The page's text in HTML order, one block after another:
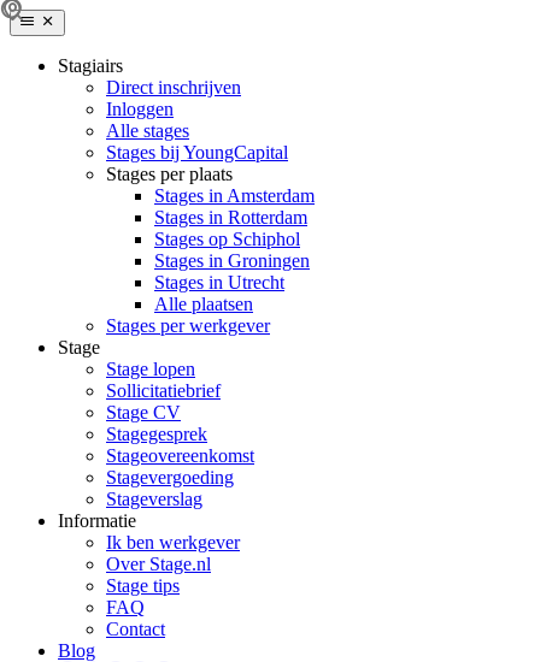
Stagiairs
Direct inschrijven
Inloggen
Alle stages
Stages bij YoungCapital
Stages per plaats
Stages in Amsterdam
Stages in Rotterdam
Stages op Schiphol
Stages in Groningen
Stages in Utrecht
Alle plaatsen
Stages per werkgever
Stage
Stage lopen
Sollicitatiebrief
Stage CV
Stagegesprek
Stageovereenkomst
Stagevergoeding
Stageverslag
Informatie
Ik ben werkgever
Over Stage.nl
Stage tips
FAQ
Contact
Blog